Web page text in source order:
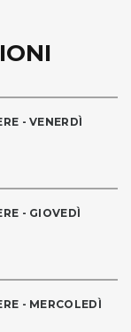
- VENERDÌ
- GIOVEDÌ
- MERCOLEDÌ